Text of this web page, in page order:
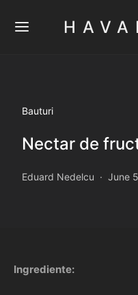
Bauturi
Nectar de
Eduard Nedelcu June
Ingrediente: